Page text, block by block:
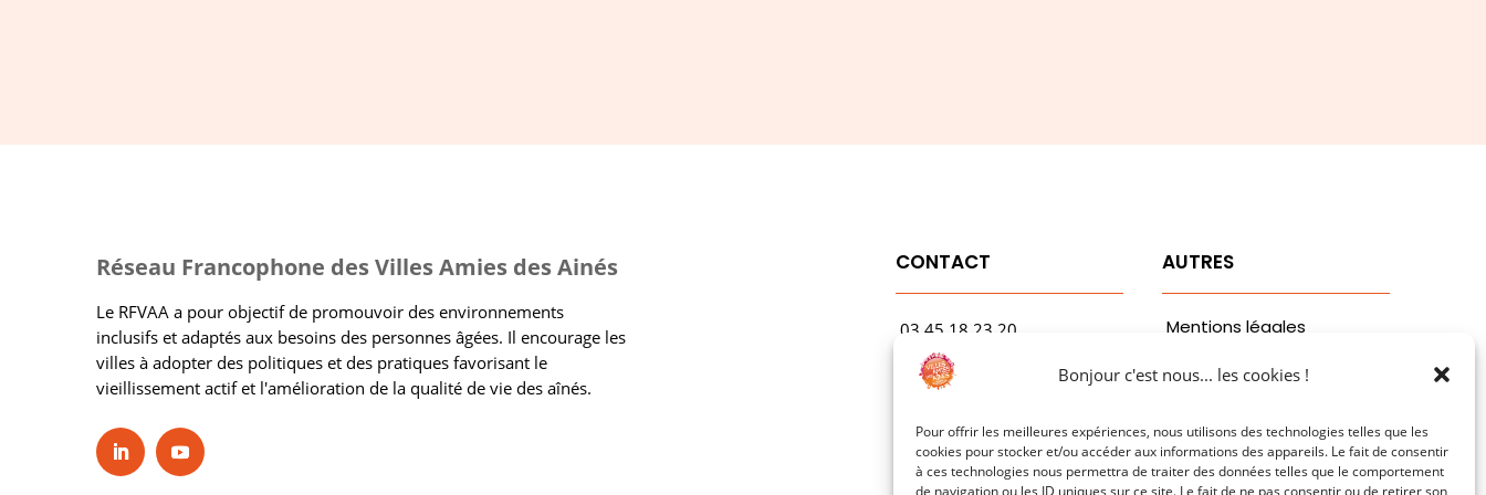
Bonjour c'est nous... les cookies !
Pour offrir les meilleures expériences, nous utilisons des technologies telles que les
cookies pour stocker et/ou accéder aux informations des appareils. Le fait de consentir
à ces technologies nous permettra de traiter des données telles que le comportement
de navigation ou les ID uniques sur ce site. Le fait de ne pas consentir ou de retirer son
Réseau Francophone des Villes Amies des Ainés
Le RFVAA a pour objectif de promouvoir des environnements
inclusifs et adaptés aux besoins des personnes âgées. Il encourage les
villes à adopter des politiques et des pratiques favorisant le
vieillissement actif et l'amélioration de la qualité de vie des aînés.
CONTACT
03.45.18.23.20
contact@rfvaa.com
1 Avenue Garibaldi
AUTRES
Mentions légales
Politiques de